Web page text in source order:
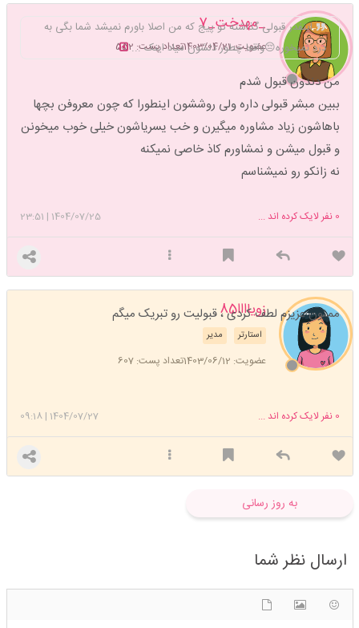
_مهدخت_7
عضویت: 1403/04/21 تعداد پست: 552
اینفدر قبولی گذاشته تو پیج که من اصلا باورم نمیشد شما بگی به
درد نمیخوره😔واقعا چطور دلشون میاد اینک ...
من دندون قبول شدم
ببین مبشر قبولی داره ولی روششون اینطورا که چون معروفن بچها
باهاشون زیاد مشاوره میگیرن و خب یسریاشون خیلی خوب میخونن
و قبول میشن و نمشاورم کاذ خاصی نمیکنه
نه زانکو رو نمیشناسم
1404/07/25
|
23:51 0 نفر لایک کرده اند ...
زویاااا85
مدیر استارتر
عضویت: 1403/06/12 تعداد پست: 607
ممنون عزیزم لطف کردی ، قبولیت رو تبریک میگم
1404/07/27
|
09:18 0 نفر لایک کرده اند ...
به روز رسانی
ارسال نظر شما